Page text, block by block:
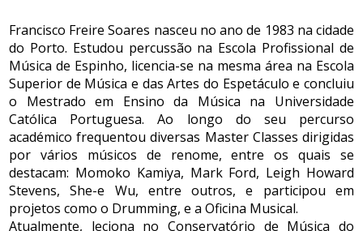
Francisco Freire Soares nasceu no ano de 1983 na cidade
do Porto. Estudou percussão na Escola Profissional de
Música de Espinho, licencia-se na mesma área na Escola
Superior de Música e das Artes do Espetáculo e concluiu
o Mestrado em Ensino da Música na Universidade
Católica Portuguesa. Ao longo do seu percurso
académico frequentou diversas Master Classes dirigidas
por vários músicos de renome, entre os quais se
destacam: Momoko Kamiya, Mark Ford, Leigh Howard
Stevens, She-e Wu, entre outros, e participou em
projetos como o Drumming, e a Oficina Musical.
Atualmente, leciona no Conservatório de Música do